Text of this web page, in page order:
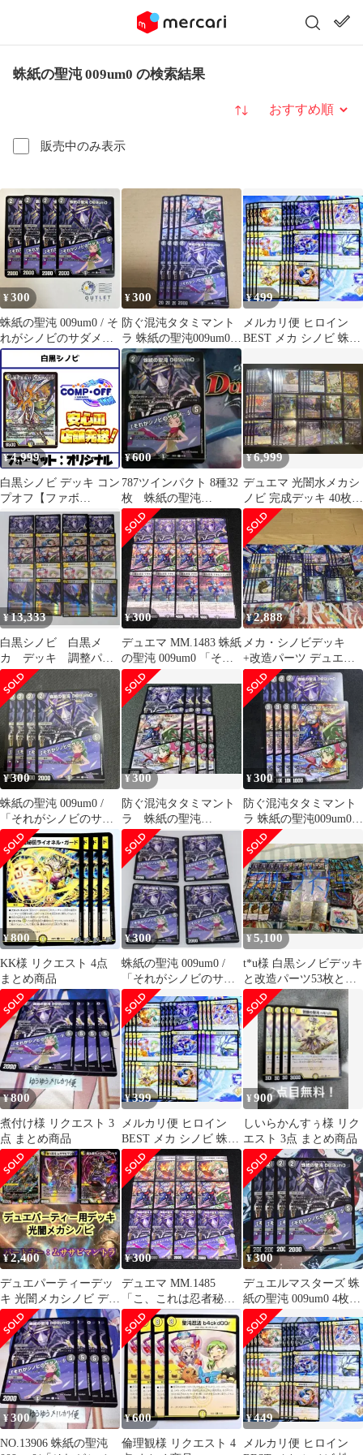
蛛紙の聖沌 009um0 の検索結果
販売中のみ表示
並び替え
¥300
蛛紙の聖沌 009um0 / そ
れがシノビのサダメ…
4枚 [DM25EX1]
¥300
防ぐ混沌タタミマント
ラ 蛛紙の聖沌009um0
各4枚セット
¥499
メルカリ便 ヒロイン
BEST メカ シノビ 蛛紙
¥4,999
白黒シノビ デッキ コン
プオフ【ファボ
DM1211】
¥600
787ツインパクト 8種32
枚 蛛紙の聖沌
009um0/「それがシノビ
のサダメ
¥6,999
デュエマ 光闇水メカシ
ノビ 完成デッキ 40枚
二重スリーブ ドロマー
メカシノビ
¥13,333
白黒シノビ 白黒メ
カ デッキ 調整パー
ツ デュエマ デュエ
ルマスターズ
¥300
デュエマ MM.1483 蛛紙
の聖沌 009um0 「それ
がシノビのサダメ…」
防ぐ混沌 タタミマント
ラ 「ここは行かせませ
ん!」 走る混沌 マキビ
シマントラ
¥2,888
メカ・シノビデッキ
+改造パーツ デュエマ
デュエルマスターズ
¥300
蛛紙の聖沌 009um0 /
「それがシノビのサダ
メ…」 オオグモ 4枚
¥300
防ぐ混沌タタミマント
ラ 蛛紙の聖沌
009um0 各4枚
¥300
防ぐ混沌タタミマント
ラ 蛛紙の聖沌009um0
各4枚
¥800
KK様 リクエスト 4点
まとめ商品
¥300
蛛紙の聖沌 009um0 /
「それがシノビのサダ
メ…」 オオグモ 4枚
¥5,100
t*u様 白黒シノビデッキ
と改造パーツ53枚とス
リーブ64枚セット
¥800
煮付け様 リクエスト 3
点 まとめ商品
¥399
メルカリ便 ヒロイン
BEST メカ シノビ 蛛紙
の聖沌009um0 等
¥900
しいらかんすぅ様 リク
エスト 3点 まとめ商品
¥2,400
デュエパーティーデッ
キ 光闇メカシノビ デュ
エマ デュエルマスター
ズ
¥300
デュエマ MM.1485
「こ、これは忍者秘
伝、火遁の術よ!!」 防
ぐ混沌 タタミマントラ
「ここは行かせませ
ん!」 蛛紙の聖沌
009um0 「それがシノビ
のサダメ…」
¥300
デュエルマスターズ 蛛
紙の聖沌 009um0 4枚セ
ット
¥300
NO.13906 蛛紙の聖沌
¥600
倫理観様 リクエスト 4
¥449
メルカリ便 ヒロイン